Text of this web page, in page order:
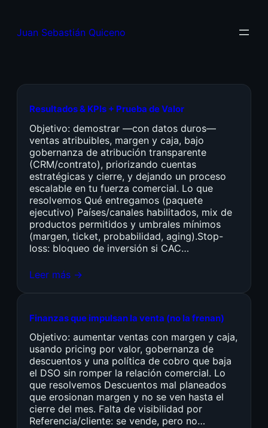
Juan Sebastián Quiceno
Resultados & KPIs + Prueba de Valor
Objetivo: demostrar —con datos duros—
ventas atribuibles, margen y caja, bajo
gobernanza de atribución transparente
(CRM/contrato), priorizando cuentas
estratégicas y cierre, y dejando un proceso
escalable en tu fuerza comercial. Lo que
resolvemos Qué entregamos (paquete
ejecutivo) Países/canales habilitados, mix de
productos permitidos y umbrales mínimos
(margen, ticket, probabilidad, aging).Stop-
loss: bloqueo de inversión si CAC…
Leer más →
Finanzas que impulsan la venta (no la frenan)
Objetivo: aumentar ventas con margen y caja,
usando pricing por valor, gobernanza de
descuentos y una política de cobro que baja
el DSO sin romper la relación comercial. Lo
que resolvemos Descuentos mal planeados
que erosionan margen y no se ven hasta el
cierre del mes. Falta de visibilidad por
Referencia/cliente: se vende, pero no…